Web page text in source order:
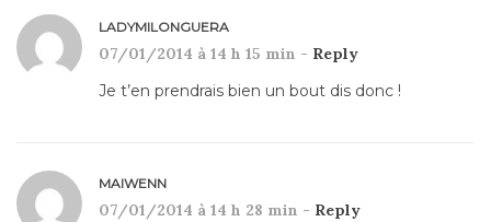
LADYMILONGUERA
07/01/2014 à 14 h 15 min - Reply
Je t’en prendrais bien un bout dis donc !
MAIWENN
07/01/2014 à 14 h 28 min - Reply